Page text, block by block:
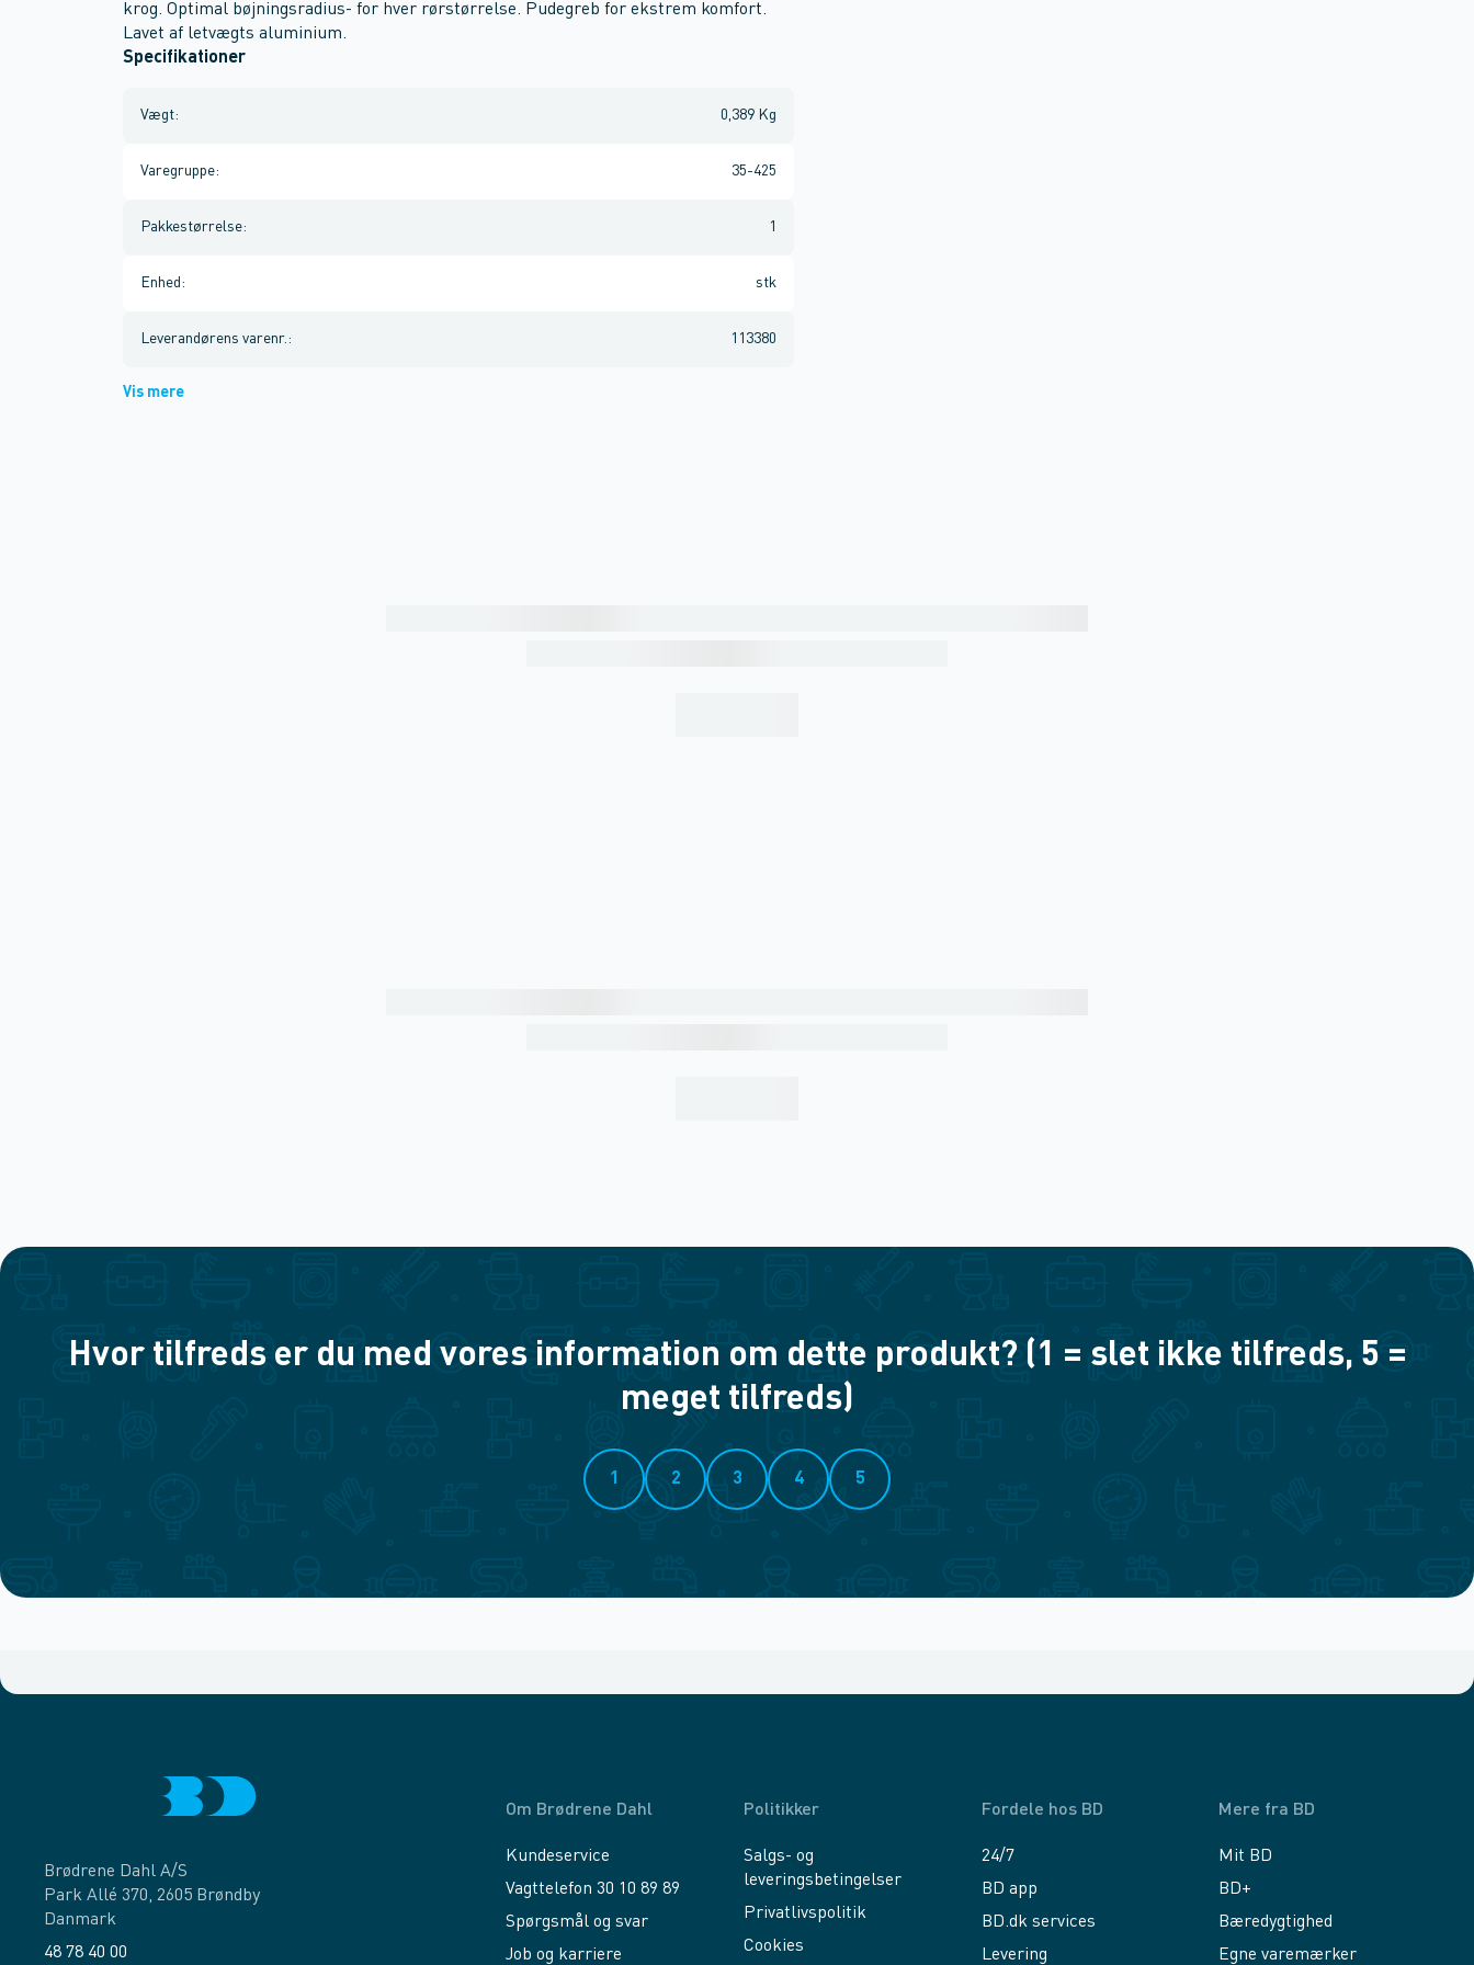
krog. Optimal bøjningsradius- for hver rørstørrelse. Pudegreb for ekstrem komfort.
Lavet af letvægts aluminium.
Specifikationer
Vægt: 0,389 Kg
Varegruppe: 35-425
Pakkestørrelse: 1
Enhed : stk
Leverandørens varenr. : 113380
Vis mere
Hvor tilfreds er du med vores information om dette produkt? (1 = slet ikke tilfreds, 5 =
meget tilfreds)
1 2 3 4 5
Brødrene Dahl A/S
Park Allé 370, 2605 Brøndby
Danmark
48 78 40 00
Om Brødrene Dahl
Kundeservice
Vagttelefon 30 10 89 89
Spørgsmål og svar
Job og karriere
Politikker
Salgs- og
leveringsbetingelser
Privatlivspolitik
Cookies
Fordele hos BD
24/7
BD app
BD.dk services
Levering
Mere fra BD
Mit BD
BD+
Bæredygtighed
Egne varemærker